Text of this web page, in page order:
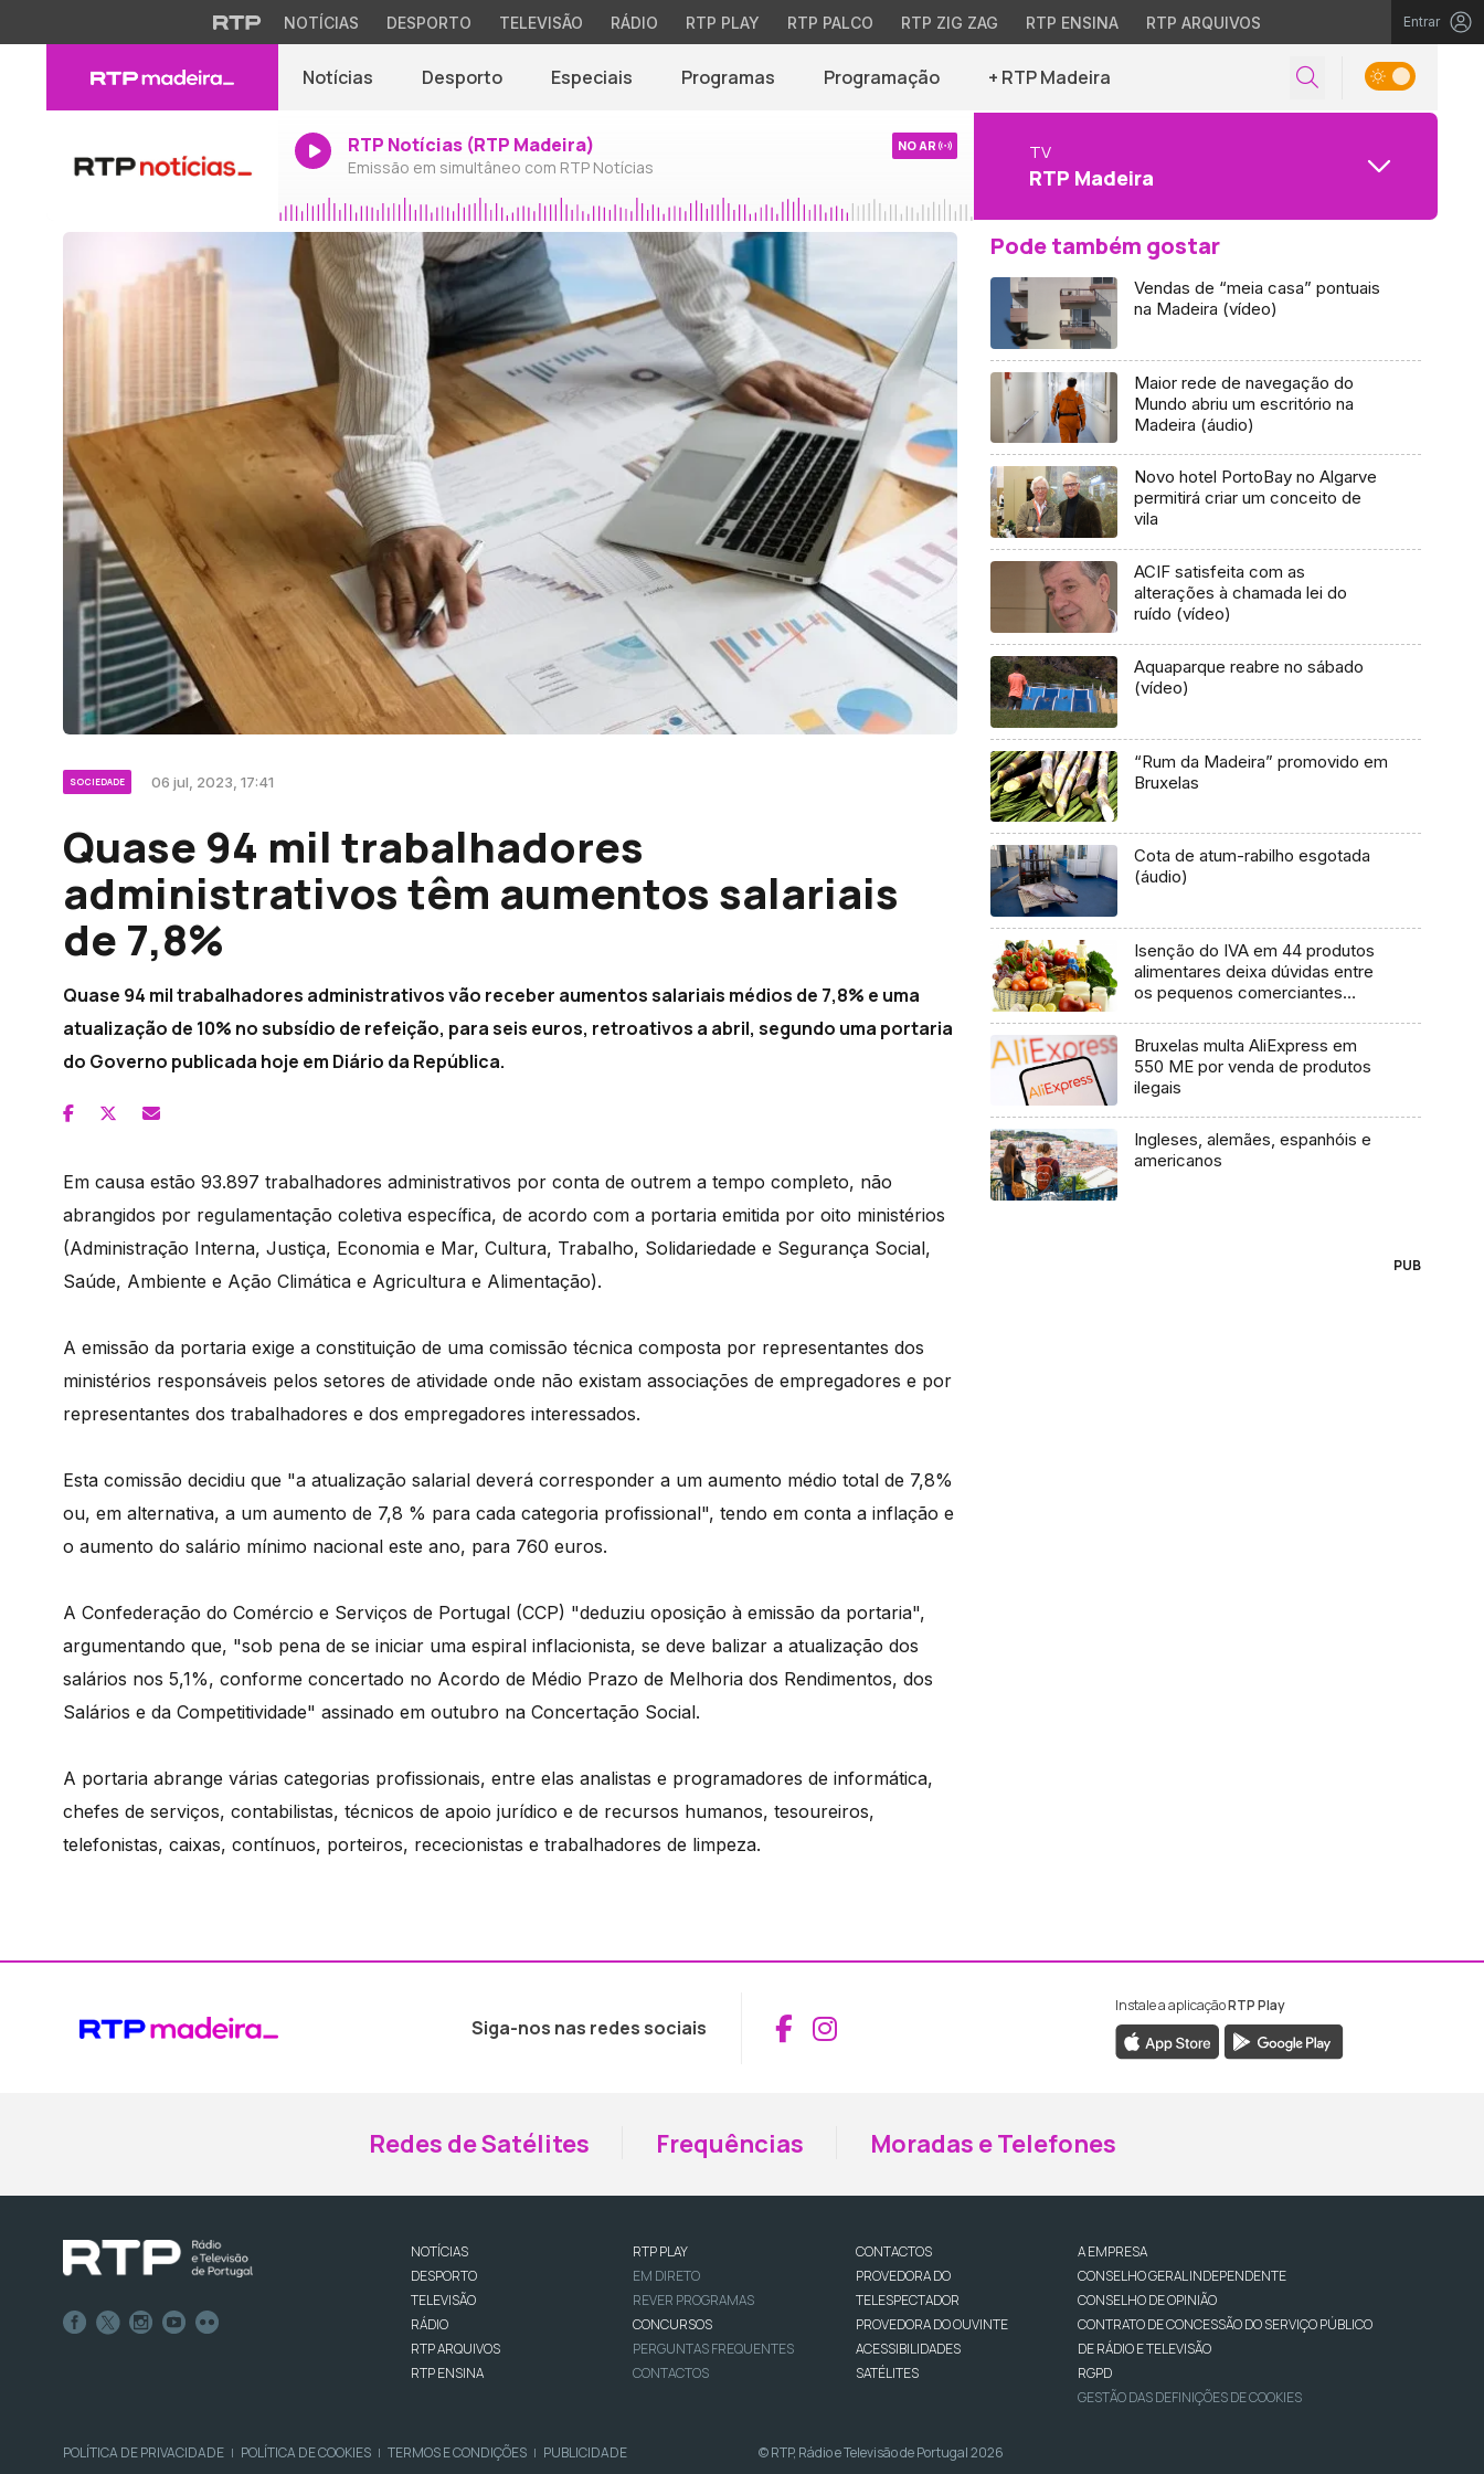
NOTÍCIAS DESPORTO TELEVISÃO RÁDIO RTP PLAY RTP PALCO RTP ZIG ZAG RTP ENSINA RTP ARQUIVOS Entrar
Notícias Desporto Especiais Programas Programação + RTP Madeira
RTP Notícias (RTP Madeira)
Emissão em simultâneo com RTP Notícias
NO AR TV
RTP Madeira
SOCIEDADE 06 jul, 2023, 17:41
Quase 94 mil trabalhadores
administrativos têm aumentos salariais
de 7,8%
Quase 94 mil trabalhadores administrativos vão receber aumentos salariais médios de 7,8% e uma
atualização de 10% no subsídio de refeição, para seis euros, retroativos a abril, segundo uma portaria
do Governo publicada hoje em Diário da República.
Em causa estão 93.897 trabalhadores administrativos por conta de outrem a tempo completo, não
abrangidos por regulamentação coletiva específica, de acordo com a portaria emitida por oito ministérios
(Administração Interna, Justiça, Economia e Mar, Cultura, Trabalho, Solidariedade e Segurança Social,
Saúde, Ambiente e Ação Climática e Agricultura e Alimentação).
A emissão da portaria exige a constituição de uma comissão técnica composta por representantes dos
ministérios responsáveis pelos setores de atividade onde não existam associações de empregadores e por
representantes dos trabalhadores e dos empregadores interessados.
Esta comissão decidiu que "a atualização salarial deverá corresponder a um aumento médio total de 7,8%
ou, em alternativa, a um aumento de 7,8 % para cada categoria profissional", tendo em conta a inflação e
o aumento do salário mínimo nacional este ano, para 760 euros.
A Confederação do Comércio e Serviços de Portugal (CCP) "deduziu oposição à emissão da portaria",
argumentando que, "sob pena de se iniciar uma espiral inflacionista, se deve balizar a atualização dos
salários nos 5,1%, conforme concertado no Acordo de Médio Prazo de Melhoria dos Rendimentos, dos
Salários e da Competitividade" assinado em outubro na Concertação Social.
A portaria abrange várias categorias profissionais, entre elas analistas e programadores de informática,
chefes de serviços, contabilistas, técnicos de apoio jurídico e de recursos humanos, tesoureiros,
telefonistas, caixas, contínuos, porteiros, rececionistas e trabalhadores de limpeza.
Pode também gostar
Vendas de “meia casa” pontuais
na Madeira (vídeo)
Maior rede de navegação do
Mundo abriu um escritório na
Madeira (áudio)
Novo hotel PortoBay no Algarve
permitirá criar um conceito de
vila
ACIF satisfeita com as
alterações à chamada lei do
ruído (vídeo)
Aquaparque reabre no sábado
(vídeo)
“Rum da Madeira” promovido em
Bruxelas
Cota de atum-rabilho esgotada
(áudio)
Isenção do IVA em 44 produtos
alimentares deixa dúvidas entre
os pequenos comerciantes
Bruxelas multa AliExpress em
550 ME por venda de produtos
ilegais
Ingleses, alemães, espanhóis e
americanos
PUB
Siga-nos nas redes sociais Aceder ao Facebook da RTP Madeira
Aceder ao Instagram da RTP Madeira
Instale a aplicaçãoRTP Play
Redes de Satélites Frequências Moradas e Telefones
NOTÍCIAS
DESPORTO
TELEVISÃO
RÁDIO
RTP ARQUIVOS
RTP ENSINA
RTP PLAY
EM DIRETO
REVER PROGRAMAS
CONCURSOS
PERGUNTAS FREQUENTES
CONTACTOS
CONTACTOS
PROVEDORA DO
TELESPECTADOR
PROVEDORA DO OUVINTE
ACESSIBILIDADES
SATÉLITES
A EMPRESA
CONSELHO GERAL INDEPENDENTE
CONSELHO DE OPINIÃO
CONTRATO DE CONCESSÃO DO SERVIÇO PÚBLICO
DE RÁDIO E TELEVISÃO
RGPD
GESTÃO DAS DEFINIÇÕES DE COOKIES
POLÍTICA DE PRIVACIDADE | POLÍTICA DE COOKIES | TERMOS E CONDIÇÕES | PUBLICIDADE © RTP, Rádio e Televisão de Portugal 2026